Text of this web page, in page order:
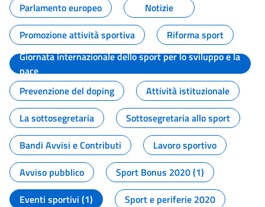
Parlamento europeo
Notizie
Promozione attività sportiva
Riforma sport
Giornata internazionale dello sport per lo sviluppo e la
pace
Prevenzione del doping
Attività istituzionale
La sottosegretaria
Sottosegretaria allo sport
Bandi Avvisi e Contributi
Lavoro sportivo
Avviso pubblico
Sport Bonus 2020 (1)
Eventi sportivi (1)
Sport e periferie 2020